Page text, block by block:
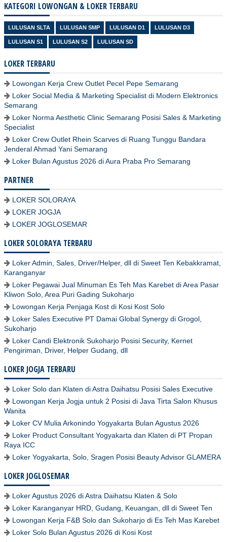
KATEGORI LOWONGAN & LOKER TERBARU
LULUSAN SLTA LULUSAN SMP LULUSAN D1 LULUSAN D3
LULUSAN S1 LULUSAN S2 LULUSAN SD
LOKER TERBARU
Lowongan Kerja Crew Outlet Pecel Pepe Semarang
Loker Social Media & Marketing Specialist di Modern Elektronics
Semarang
Loker Norma Aesthetic Clinic Semarang Posisi Sales & Marketing
Specialist
Loker Crew Outlet Rhein Scarves di Ruang Tunggu Bandara
Jenderal Ahmad Yani Semarang
Loker Bulan Agustus 2026 di Aura Praba Pro Semarang
PARTNER
LOKER SOLORAYA
LOKER JOGJA
LOKER JOGLOSEMAR
LOKER SOLORAYA TERBARU
Loker Admin, Sales, Driver/Helper, dll di Sweet Ten Kebakkramat,
Karanganyar
Loker Pegawai Jual Minuman Es Teh Mas Karebet di Area Pasar
Kliwon Solo, Area Puri Gading Sukoharjo
Lowongan Kerja Penjaga Kost di Kosi Kost Solo
Loker Sales Executive PT Damai Global Synergy di Grogol,
Sukoharjo
Loker Candi Elektronik Sukoharjo Posisi Security, Kernet
Pengiriman, Driver, Helper Gudang, dll
LOKER JOGJA TERBARU
Loker Solo dan Klaten di Astra Daihatsu Posisi Sales Executive
Lowongan Kerja Jogja untuk 2 Posisi di Java Tirta Salon Khusus
Wanita
Loker CV Mulia Arkonindo Yogyakarta Bulan Agustus 2026
Loker Product Consultant Yogyakarta dan Klaten di PT Propan
Raya ICC
Loker Yogyakarta, Solo, Sragen Posisi Beauty Advisor GLAMERA
LOKER JOGLOSEMAR
Loker Agustus 2026 di Astra Daihatsu Klaten & Solo
Loker Karanganyar HRD, Gudang, Keuangan, dll di Sweet Ten
Lowongan Kerja F&B Solo dan Sukoharjo di Es Teh Mas Karebet
Loker Solo Bulan Agustus 2026 di Kosi Kost